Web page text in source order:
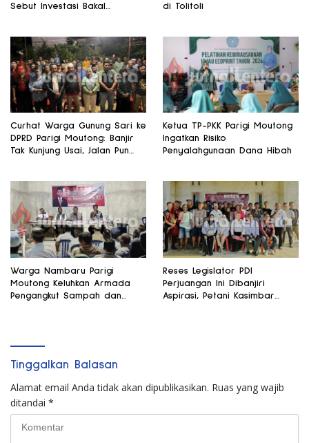
Sebut Investasi Bakal
di Tolitoli
Curhat Warga Gunung Sari ke
DPRD Parigi Moutong: Banjir
Tak Kunjung Usai, Jalan Pun
Ketua TP-PKK Parigi Moutong
Ingatkan Risiko
Penyalahgunaan Dana Hibah
Warga Nambaru Parigi
Moutong Keluhkan Armada
Pengangkut Sampah dan
Reses Legislator PDI
Perjuangan Ini Dibanjiri
Aspirasi, Petani Kasimbar
Tinggalkan Balasan
Alamat email Anda tidak akan dipublikasikan. Ruas yang wajib
ditandai *